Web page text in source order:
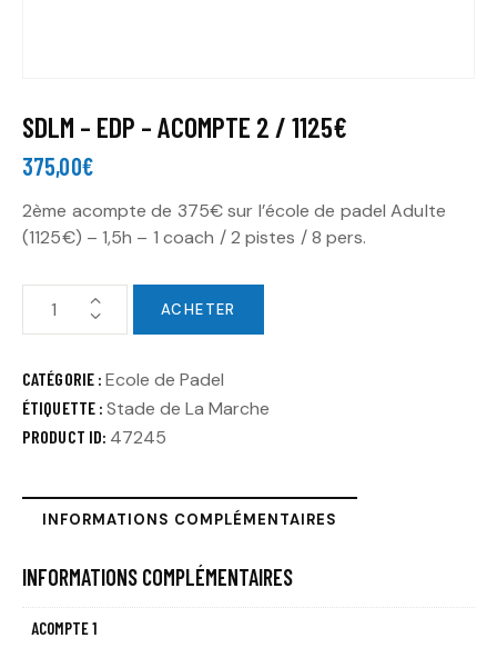
SDLM – EDP – ACOMPTE 2 / 1125€
375,00€
2ème acompte de 375€ sur l’école de padel Adulte
(1125€) – 1,5h – 1 coach / 2 pistes / 8 pers.
ACHETER
CATÉGORIE :Ecole de Padel
ÉTIQUETTE :Stade de La Marche
PRODUCT ID: 47245
INFORMATIONS COMPLÉMENTAIRES
INFORMATIONS COMPLÉMENTAIRES
ACOMPTE 1